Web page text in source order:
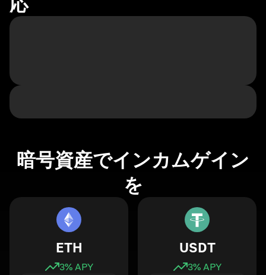
暗号資産でインカムゲイン
を
ETH
3% APY
USDT
3% APY